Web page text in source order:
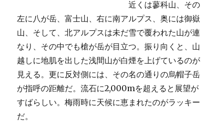
近くは蓼科山、その
左に八が岳、富士山、右に南アルプス、奥には御嶽
山、そして、北アルプスは未だ雪で覆われた山が連
なり、その中でも槍が岳が目立つ。振り向くと、山
越しに地肌を出した浅間山が白煙を上げているのが
見える。更に反対側には、その名の通りの烏帽子岳
が指呼の距離だ。流石に2,000mを超えると展望が
すばらしい。梅雨時に天候に恵まれたのがラッキー
だ。